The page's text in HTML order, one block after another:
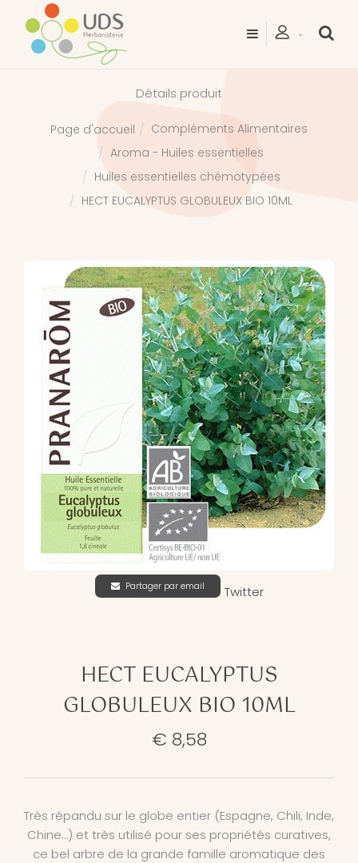
Détails produit
Page d'accueil
Compléments Alimentaires
Aroma - Huiles essentielles
Huiles essentielles chémotypées
HECT EUCALYPTUS GLOBULEUX BIO 10ML
Partager par email Twitter
HECT EUCALYPTUS
GLOBULEUX BIO 10ML
€ 8,58
Très répandu sur le globe entier (Espagne, Chili, Inde,
Chine…) et très utilisé pour ses propriétés curatives,
ce bel arbre de la grande famille aromatique des